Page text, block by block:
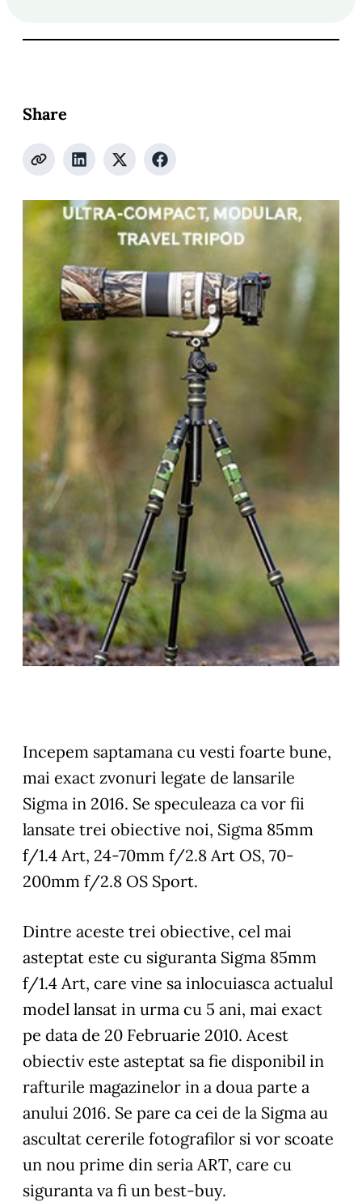
Share
Incepem saptamana cu vesti foarte bune,
mai exact zvonuri legate de lansarile
Sigma in 2016. Se speculeaza ca vor fii
lansate trei obiective noi, Sigma 85mm
f/1.4 Art, 24-70mm f/2.8 Art OS, 70-
200mm f/2.8 OS Sport.
Dintre aceste trei obiective, cel mai
asteptat este cu siguranta Sigma 85mm
f/1.4 Art, care vine sa inlocuiasca actualul
model lansat in urma cu 5 ani, mai exact
pe data de 20 Februarie 2010. Acest
obiectiv este asteptat sa fie disponibil in
rafturile magazinelor in a doua parte a
anului 2016. Se pare ca cei de la Sigma au
ascultat cererile fotografilor si vor scoate
un nou prime din seria ART, care cu
siguranta va fi un best-buy.